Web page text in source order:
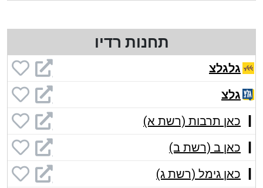
תחנות רדיו
גלגלצ
גלצ
כאן תרבות (רשת א)
כאן ב (רשת ב)
כאן גימל (רשת ג)